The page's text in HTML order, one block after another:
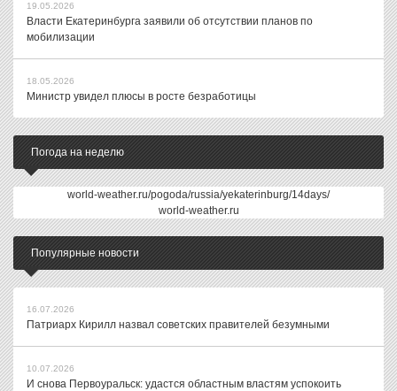
19.05.2026
Власти Екатеринбурга заявили об отсутствии планов по
мобилизации
18.05.2026
Министр увидел плюсы в росте безработицы
Погода на неделю
world-weather.ru/pogoda/russia/yekaterinburg/14days/
world-weather.ru
Популярные новости
16.07.2026
Патриарх Кирилл назвал советских правителей безумными
10.07.2026
И снова Первоуральск: удастся областным властям успокоить